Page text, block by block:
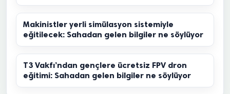
Makinistler yerli simülasyon sistemiyle
eğitilecek: Sahadan gelen bilgiler ne söylüyor
T3 Vakfı’ndan gençlere ücretsiz FPV dron
eğitimi: Sahadan gelen bilgiler ne söylüyor